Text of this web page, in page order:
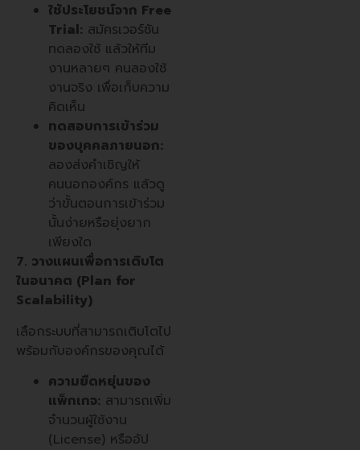
ใช้ประโยชน์จาก Free
Trial: สมัครเวอร์ชัน
ทดลองใช้ แล้วให้ทีม
งานหลายๆ คนลองใช้
งานจริง เพื่อเก็บความ
คิดเห็น
ทดสอบการเข้าร่วม
ของบุคคลภายนอก:
ลองส่งคำเชิญให้
คนนอกองค์กร แล้วดู
ว่าขั้นตอนการเข้าร่วม
นั้นง่ายหรือยุ่งยาก
เพียงใด
7. วางแผนเพื่อการเติบโต
ในอนาคต (Plan for
Scalability)
เลือกระบบที่สามารถเติบโตไป
พร้อมกับองค์กรของคุณได้
ความยืดหยุ่นของ
แพ็กเกจ: สามารถเพิ่ม
จำนวนผู้ใช้งาน
(License) หรืออัป